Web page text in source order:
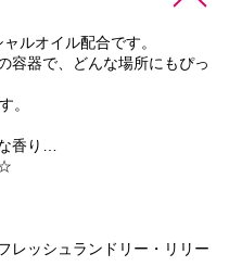
ルオイル配合です。
容器で、どんな場所にもぴっ
。
香り…
レッシュランドリー・リリー